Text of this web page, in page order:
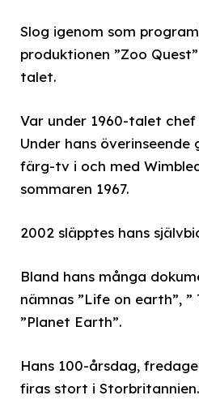
Slog igenom som
produktionen ”Zoo
talet.
Var under 1960-talet
Under hans
färg-tv i och med
sommaren 1967.
2002 släpptes hans
Bland hans många
nämnas ”Life on earth”, ”
”Planet Earth”.
Hans 100-årsdag,
firas stort i Storbritannien.